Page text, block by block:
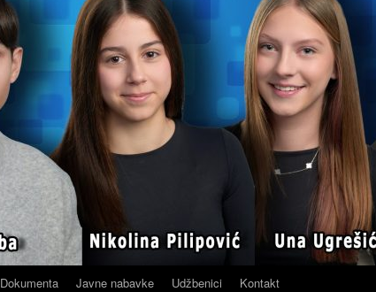
Dokumenta Javne nabavke Udžbenici Kontakt